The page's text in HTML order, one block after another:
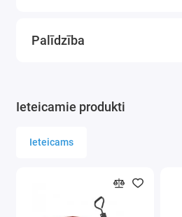
Palīdzība
Ieteicamie produkti
Ieteicams